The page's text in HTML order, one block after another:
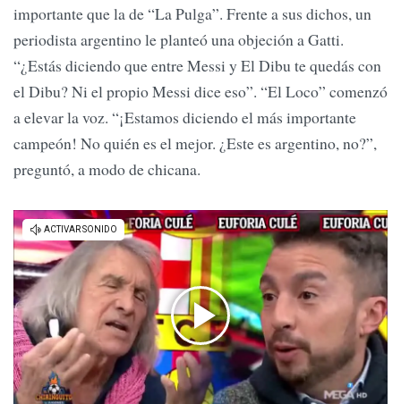
importante que la de “La Pulga”. Frente a sus dichos, un
periodista argentino le planteó una objeción a Gatti.
“¿Estás diciendo que entre Messi y El Dibu te quedás con
el Dibu? Ni el propio Messi dice eso”. “El Loco” comenzó
a elevar la voz. “¡Estamos diciendo el más importante
campeón! No quién es el mejor. ¿Este es argentino, no?”,
preguntó, a modo de chicana.